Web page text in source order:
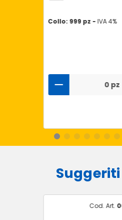
Collo: 999 pz - IVA 4%
0 pz
Cod. Art.